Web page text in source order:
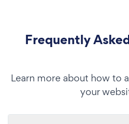
Frequently
Learn more about how to
your